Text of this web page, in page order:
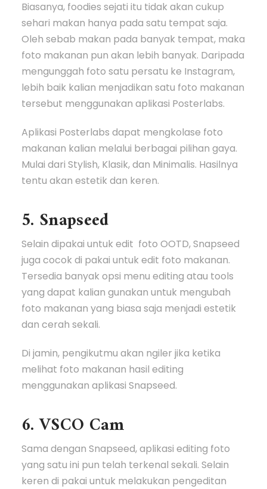
Biasanya, foodies sejati itu tidak akan cukup
sehari makan hanya pada satu tempat saja.
Oleh sebab makan pada banyak tempat, maka
foto makanan pun akan lebih banyak. Daripada
mengunggah foto satu persatu ke Instagram,
lebih baik kalian menjadikan satu foto makanan
tersebut menggunakan aplikasi Posterlabs.
Aplikasi Posterlabs dapat mengkolase foto
makanan kalian melalui berbagai pilihan gaya.
Mulai dari Stylish, Klasik, dan Minimalis. Hasilnya
tentu akan estetik dan keren.
5. Snapseed
Selain dipakai untuk edit foto OOTD, Snapseed
juga cocok di pakai untuk edit foto makanan.
Tersedia banyak opsi menu editing atau tools
yang dapat kalian gunakan untuk mengubah
foto makanan yang biasa saja menjadi estetik
dan cerah sekali.
Di jamin, pengikutmu akan ngiler jika ketika
melihat foto makanan hasil editing
menggunakan aplikasi Snapseed.
6. VSCO Cam
Sama dengan Snapseed, aplikasi editing foto
yang satu ini pun telah terkenal sekali. Selain
keren di pakai untuk melakukan pengeditan